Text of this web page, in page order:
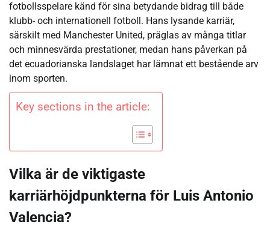
fotbollsspelare känd för sina betydande bidrag till både
klubb- och internationell fotboll. Hans lysande karriär,
särskilt med Manchester United, präglas av många titlar
och minnesvärda prestationer, medan hans påverkan på
det ecuadorianska landslaget har lämnat ett bestående arv
inom sporten.
Key sections in the article:
Vilka är de viktigaste
karriärhöjdpunkterna för Luis Antonio
Valencia?